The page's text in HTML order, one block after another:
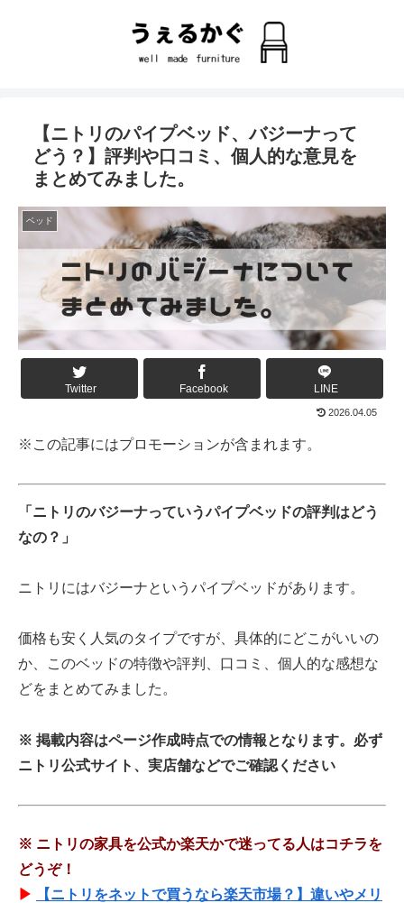
【ニトリのパイプベッド、バジーナって
どう？】評判や口コミ、個人的な意見を
まとめてみました。
ベッド
Twitter Facebook LINE
2026.04.05
※この記事にはプロモーションが含まれます。
「ニトリのバジーナっていうパイプベッドの評判はどう
なの？」
ニトリにはバジーナというパイプベッドがあります。
価格も安く人気のタイプですが、具体的にどこがいいの
か、このベッドの特徴や評判、口コミ、個人的な感想な
どをまとめてみました。
※ 掲載内容はページ作成時点での情報となります。必ず
ニトリ公式サイト、実店舗などでご確認ください
※ ニトリの家具を公式か楽天かで迷ってる人はコチラを
どうぞ！
▶
【ニトリをネットで買うなら楽天市場？】違いやメリ